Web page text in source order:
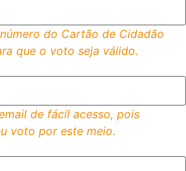
do Cartão de Cidadão
que o voto seja válido.
de fácil acesso, pois
voto por este meio.